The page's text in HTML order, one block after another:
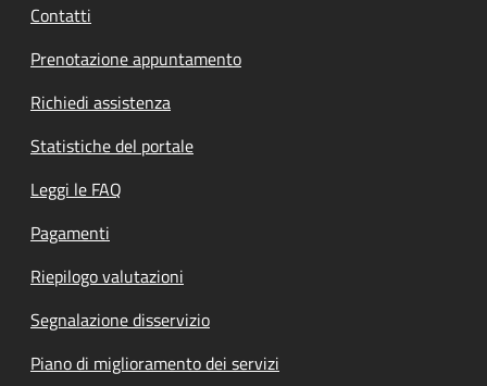
Contatti
Prenotazione appuntamento
Richiedi assistenza
Statistiche del portale
Leggi le FAQ
Pagamenti
Riepilogo valutazioni
Segnalazione disservizio
Piano di miglioramento dei servizi